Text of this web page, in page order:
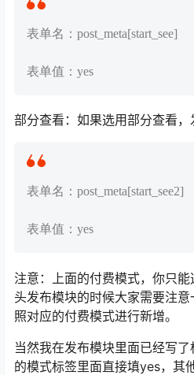
表单名：post_meta[start_see]
表单值：yes
部分查看：如果选用部分查看
表单名：post_meta[start_see2]
表单值：yes
注意：上面的付费模式，你只
头发布模块的时候大家需要注
照对应的付费模式进行新增。
当然我在发布模块里面已经写
的模式标签里面直接填yes，其